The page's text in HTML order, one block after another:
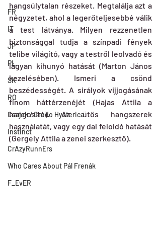
FR
IT
JP
PL
SK
RO
Csajok / Credo Hysterica
Instinct
CrAzyRunnErs
Who Cares About Pál Frenák
F_EvER
hangsúlytalan részeket. Megtalálja azt a
négyzetet, ahol a legerőteljesebbé válik
a test látványa. Milyen rezzenetlen
biztonsággal tudja a színpadi fények
telibe világító, vagy a testről leolvadó és
lágyan kihunyó hatását (Marton János
kezelésében). Ismeri a csönd
beszédességét. A sirályok vijjogásának
finom háttérzenéjét (Hajas Attila a
hangosító). Az ütős hangszerek
használatát, vagy egy dal feloldó hatását
(Gergely Attila a zenei szerkesztő).